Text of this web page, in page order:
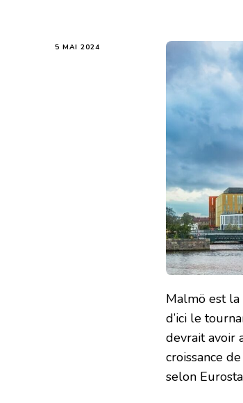
5 MAI 2024
Malmö est
d’ici le
devrait avoir
croissance
selon